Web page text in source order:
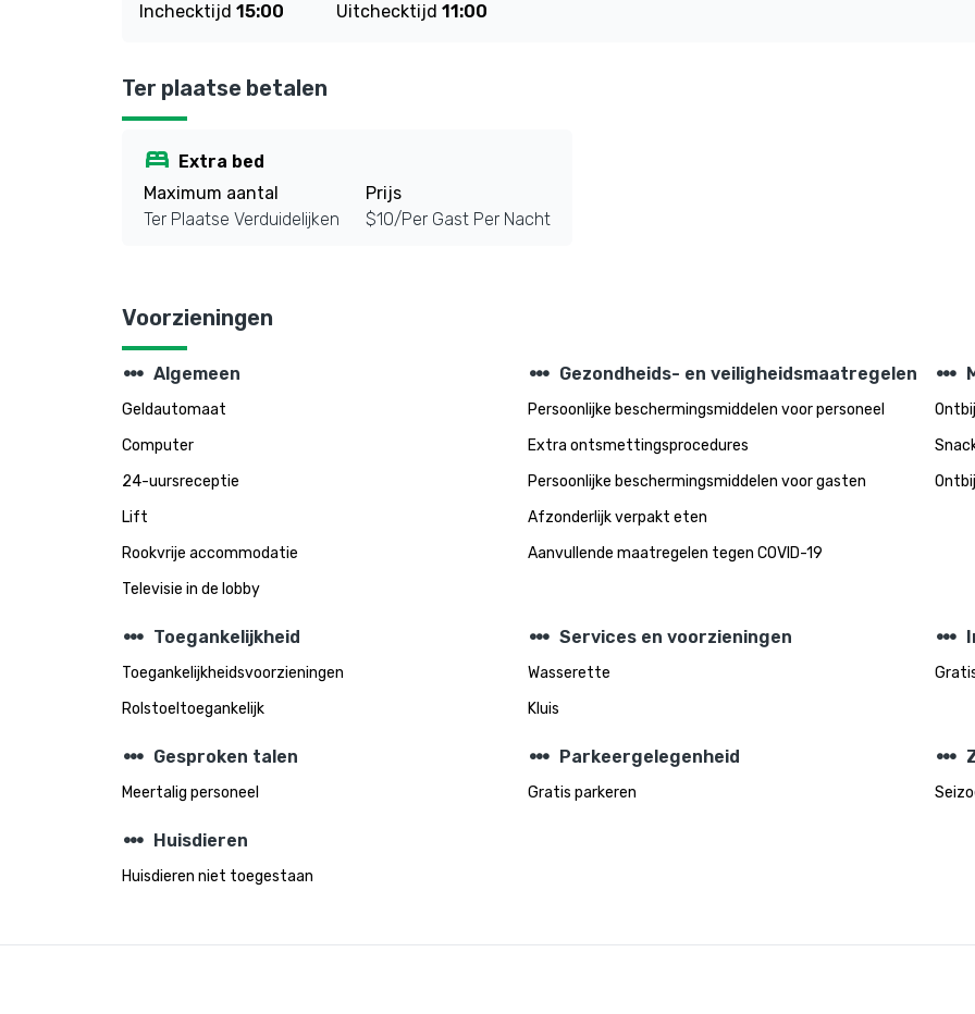
Inchecktijd 15:00 Uitchecktijd 11:00
Ter plaatse betalen
bed Extra bed
Maximum aantal
Ter Plaatse Verduidelijken
Prijs
$10/Per Gast Per Nacht
Voorzieningen
steppers Algemeen
Geldautomaat
Computer
24-uursreceptie
Lift
Rookvrije accommodatie
Televisie in de lobby
steppers Gezondheids- en veiligheidsmaatregelen
Persoonlijke beschermingsmiddelen voor personeel
Extra ontsmettingsprocedures
Persoonlijke beschermingsmiddelen voor gasten
Afzonderlijk verpakt eten
Aanvullende maatregelen tegen COVID-19
steppers
steppers Toegankelijkheid
Toegankelijkheidsvoorzieningen
Rolstoeltoegankelijk
steppers Services en voorzieningen
Wasserette
Kluis
steppers
steppers Gesproken talen
Meertalig personeel
steppers Parkeergelegenheid
Gratis parkeren
steppers
steppers Huisdieren
Huisdieren niet toegestaan